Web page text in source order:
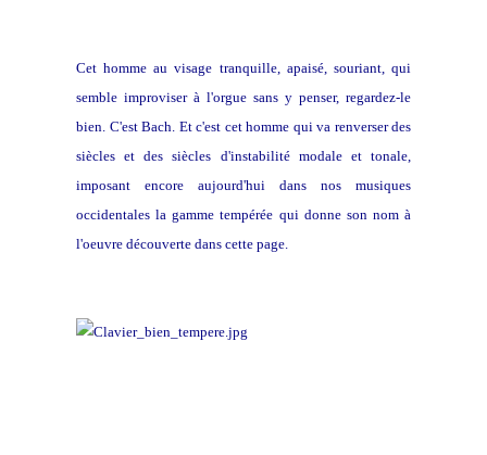
Cet homme au visage tranquille, apaisé, souriant, qui
semble improviser à l'orgue sans y penser, regardez-le
bien. C'est Bach. Et c'est cet homme qui va renverser des
siècles et des siècles d'instabilité modale et tonale,
imposant encore aujourd'hui dans nos musiques
occidentales la gamme tempérée qui donne son nom à
l'oeuvre découverte dans cette page.